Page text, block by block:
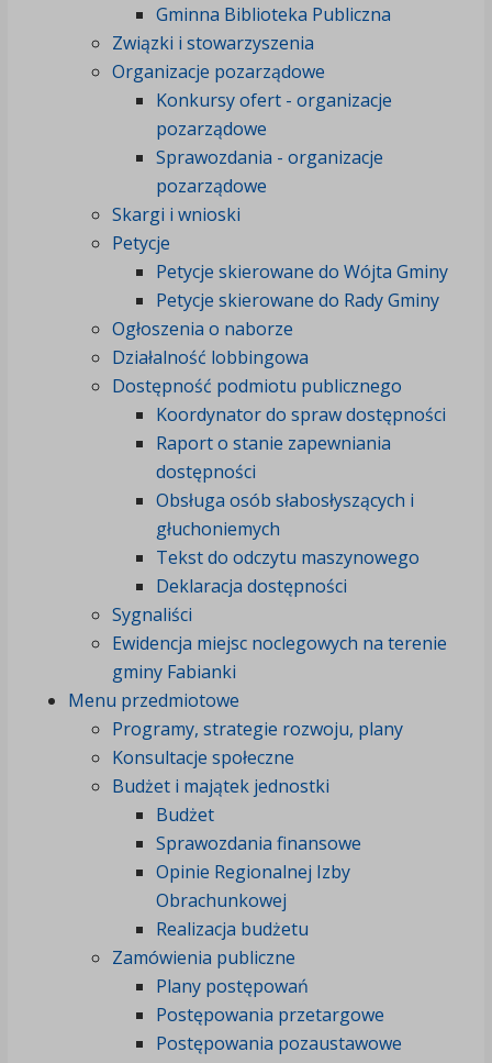
Gminna Biblioteka Publiczna
Związki i stowarzyszenia
Organizacje pozarządowe
Konkursy ofert - organizacje
pozarządowe
Sprawozdania - organizacje
pozarządowe
Skargi i wnioski
Petycje
Petycje skierowane do Wójta Gminy
Petycje skierowane do Rady Gminy
Ogłoszenia o naborze
Działalność lobbingowa
Dostępność podmiotu publicznego
Koordynator do spraw dostępności
Raport o stanie zapewniania
dostępności
Obsługa osób słabosłyszących i
głuchoniemych
Tekst do odczytu maszynowego
Deklaracja dostępności
Sygnaliści
Ewidencja miejsc noclegowych na terenie
gminy Fabianki
Menu przedmiotowe
Programy, strategie rozwoju, plany
Konsultacje społeczne
Budżet i majątek jednostki
Budżet
Sprawozdania finansowe
Opinie Regionalnej Izby
Obrachunkowej
Realizacja budżetu
Zamówienia publiczne
Plany postępowań
Postępowania przetargowe
Postępowania pozaustawowe